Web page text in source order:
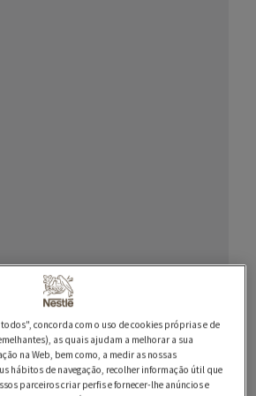
concorda com o uso de cookies próprias e de
as quais ajudam a melhorar a sua
na Web, bem como, a medir as nossas
hábitos de navegação, recolher informação útil que
parceiros criar perfis e fornecer-lhe anúncios e